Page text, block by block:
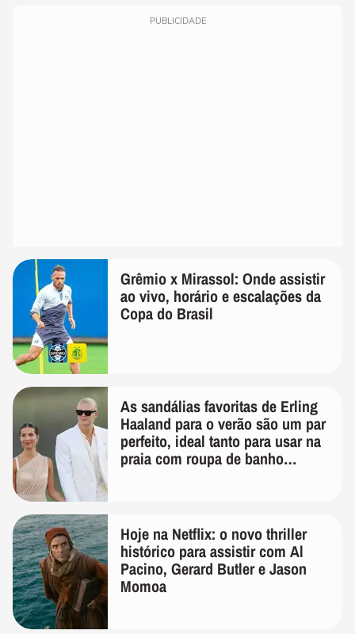
PUBLICIDADE
Grêmio x Mirassol: Onde assistir
ao vivo, horário e escalações da
Copa do Brasil
As sandálias favoritas de Erling
Haaland para o verão são um par
perfeito, ideal tanto para usar na
praia com roupa de banho
Hoje na Netflix: o novo thriller
histórico para assistir com Al
Pacino, Gerard Butler e Jason
Momoa